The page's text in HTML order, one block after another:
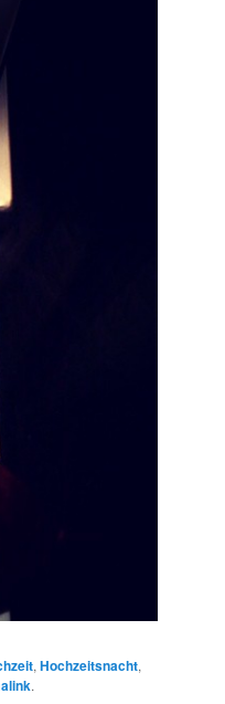
, Hochzeitsnacht,
.